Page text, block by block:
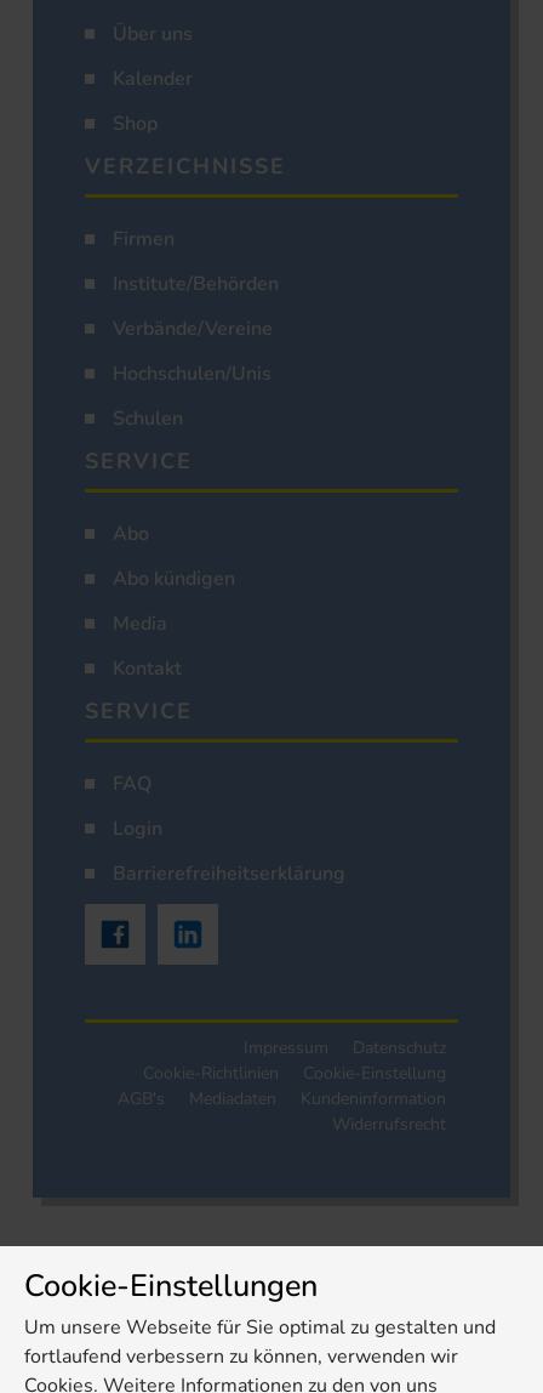
Über uns
Kalender
Shop
VERZEICHNISSE
Firmen
Institute/Behörden
Verbände/Vereine
Hochschulen/Unis
Schulen
SERVICE
Abo
Abo kündigen
Media
Kontakt
SERVICE
FAQ
Login
Barrierefreiheitserklärung
Impressum
Datenschutz
Cookie-Richtlinien
Cookie-Einstellung
AGB's
Mediadaten
Kundeninformation
Widerrufsrecht
Cookie-Einstellungen
Um unsere Webseite für Sie optimal zu gestalten und
fortlaufend verbessern zu können, verwenden wir
Cookies. Weitere Informationen zu den von uns